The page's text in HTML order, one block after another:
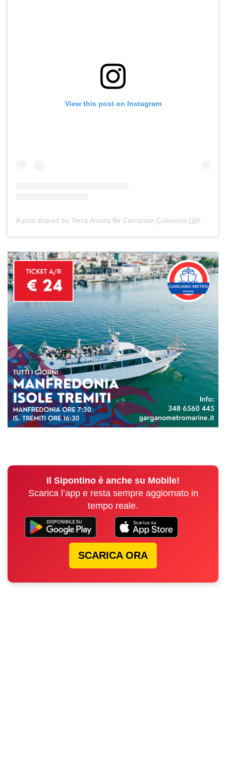
View this post on Instagram
Il Sipontino è anche su Mobile!
Scarica l’app e resta sempre aggiornato in
tempo reale.
SCARICA ORA